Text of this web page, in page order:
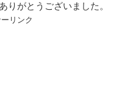
りがとうございました。
リンク